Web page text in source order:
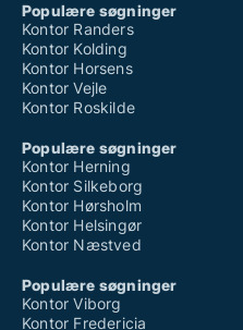
Populære søgninger
Kontor Randers
Kontor Kolding
Kontor Horsens
Kontor Vejle
Kontor Roskilde
Populære søgninger
Kontor Herning
Kontor Silkeborg
Kontor Hørsholm
Kontor Helsingør
Kontor Næstved
Populære søgninger
Kontor Viborg
Kontor Fredericia